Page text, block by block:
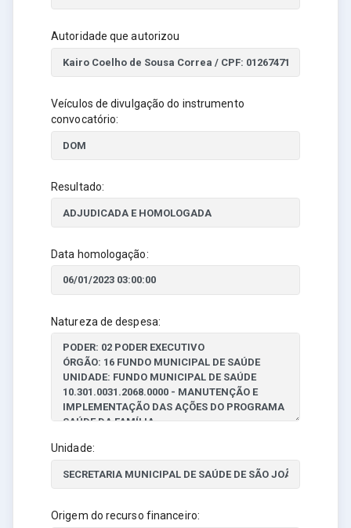
Autoridade que autorizou
Veículos de divulgação do instrumento
convocatório:
Resultado:
Data homologação:
Natureza de despesa:
Unidade:
Origem do recurso financeiro: